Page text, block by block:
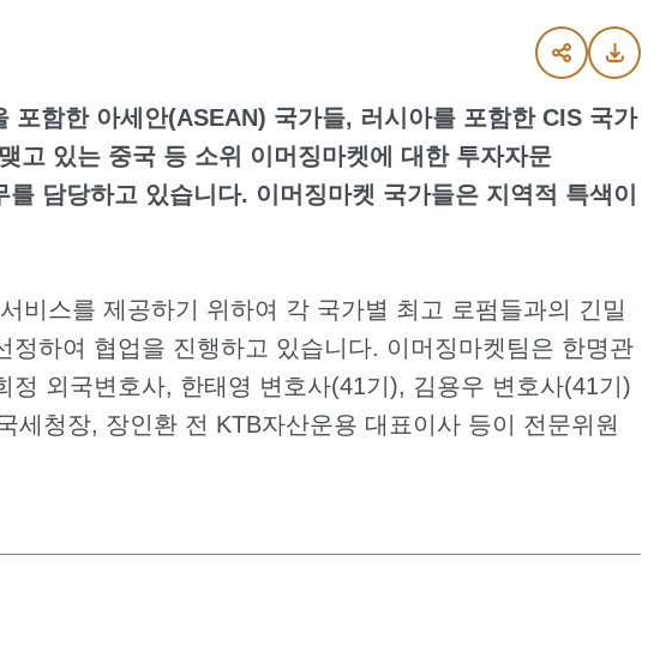
함한 아세안(ASEAN) 국가들, 러시아를 포함한 CIS 국가
고 있는 중국 등 소위 이머징마켓에 대한 투자자문
담당하고 있습니다. 이머징마켓 국가들은 지역적 특색이
비스를 제공하기 위하여 각 국가별 최고 로펌들과의 긴밀
하여 협업을 진행하고 있습니다. 이머징마켓팀은 한명관
외국변호사, 한태영 변호사(41기), 김용우 변호사(41기)
청장, 장인환 전 KTB자산운용 대표이사 등이 전문위원